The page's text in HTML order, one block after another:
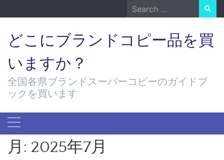
to
Search
for:
どこにブランドコピー品を買
いますか？
全国各県ブランドスーパーコピーのガイドブ
ックを買います
月: 2025年7月